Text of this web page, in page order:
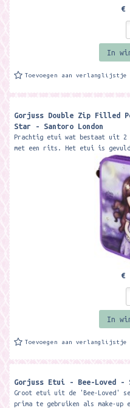
€
In
Toevoegen aan verlanglijstje
Gorjuss Double Zip Filled
Star - Santoro London
Prachtig etui wat bestaat uit 2
met een rits. Het etui is gevuld
€
In
Toevoegen aan verlanglijstje
Gorjuss Etui - Bee-Loved -
Groot etui uit de 'Bee-Loved'
prima te gebruiken als make-